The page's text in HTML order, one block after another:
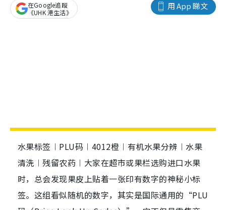
用 App 睇文
在Google追蹤
《UHK 港生活》
水果标签︱PLU码︱4012橙︱有机水果分辨︱水果
清洗︱残留农药︱大家在超市或果栏选购进口水果
时，总会发现果皮上贴着一张印有数字的神秘小标
签。这组看似随机的数字，其实是国际通用的“PLU